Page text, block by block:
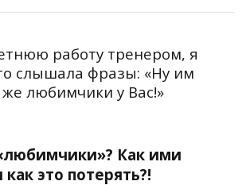
работу тренером, я
слышала фразы: «Ну им
любимчики у Вас!»
Как ими
как это потерять?!